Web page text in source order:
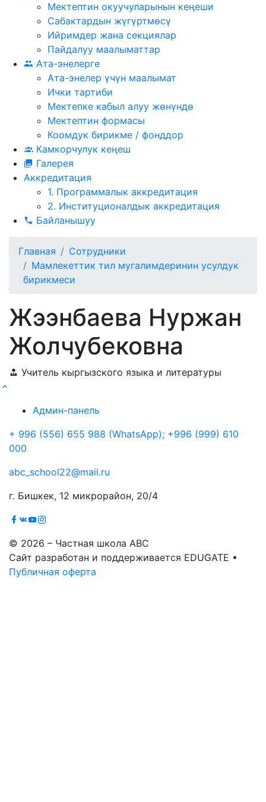
Мектептин окуучуларынын кеңеши
Сабактардын жүгүртмѳсү
Ийримдер жана секциялар
Пайдалуу маалыматтар
Ата-энелерге
Ата-энелер үчүн маалымат
Ички тартиби
Мектепке кабыл алуу жөнүндө
Мектептин формасы
Коомдук бирикме / фонддор
Камкорчулук кеңеш
Галерея
Аккредитация
1. Программалык аккредитация
2. Институционалдык аккредитация
Байланышуу
Главная
Сотрудники
Мамлекеттик тил мугалимдеринин усулдук
бирикмеси
Жээнбаева Нуржан
Жолчубековна
Учитель кыргызского языка и литературы
Админ-панель
+ 996 (556) 655 988 (WhatsApp); +996 (999) 610
000
abc_school22@mail.ru
г. Бишкек, 12 микрорайон, 20/4
© 2026 – Частная школа ABC
Сайт разработан и поддерживается EDUGATE •
Публичная оферта